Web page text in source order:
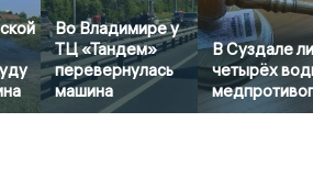
Во Владимире у
ТЦ «Тандем»
перевернулась
машина
В Суздале
четырёх